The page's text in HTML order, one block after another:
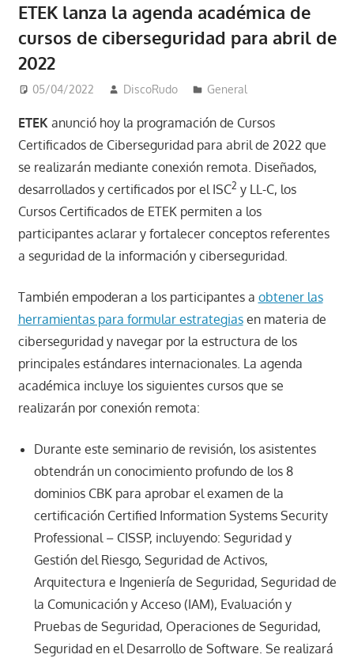
ETEK lanza la agenda académica de
cursos de ciberseguridad para abril de
2022
05/04/2022 DiscoRudo General
ETEKanunció hoy la programación de Cursos
Certificados de Ciberseguridad para abril de 2022 que
se realizarán mediante conexión remota. Diseñados,
desarrollados y certificados por el ISC2 y LL-C, los
Cursos Certificados de ETEK permiten a los
participantes aclarar y fortalecer conceptos referentes
a seguridad de la información y ciberseguridad.
También empoderan a los participantes a obtener las
herramientas para formular estrategiasen materia de
ciberseguridad y navegar por la estructura de los
principales estándares internacionales. La agenda
académica incluye los siguientes cursos que se
realizarán por conexión remota:
Durante este seminario de revisión, los asistentes
obtendrán un conocimiento profundo de los 8
dominios CBK para aprobar el examen de la
certificación Certified Information Systems Security
Professional – CISSP, incluyendo: Seguridad y
Gestión del Riesgo, Seguridad de Activos,
Arquitectura e Ingeniería de Seguridad, Seguridad de
la Comunicación y Acceso (IAM), Evaluación y
Pruebas de Seguridad, Operaciones de Seguridad,
Seguridad en el Desarrollo de Software. Se realizará